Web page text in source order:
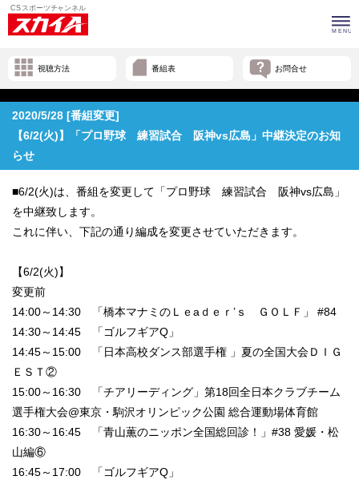
視聴方法 番組表 お問合せ
2020/5/28 [番組変更]
【6/2(火)】「プロ野球 練習試合 阪神vs広島」中継決定のお知
らせ
■6/2(火)は、番組を変更して「プロ野球 練習試合 阪神vs広島」
を中継致します。
これに伴い、下記の通り編成を変更させていただきます。
【6/2(火)】
変更前
14:00～14:30 「橋本マナミのＬｅaｄｅｒ’ｓ ＧＯＬＦ」 #84
14:30～14:45 「ゴルフギアQ」
14:45～15:00 「日本高校ダンス部選手権 」夏の全国大会ＤＩＧ
ＥＳＴ②
15:00～16:30 「チアリーディング」第18回全日本クラブチーム
選手権大会@東京・駒沢オリンピック公園 総合運動場体育館
16:30～16:45 「青山薫のニッポン全国総回診！」#38 愛媛・松
山編⑥
16:45～17:00 「ゴルフギアQ」